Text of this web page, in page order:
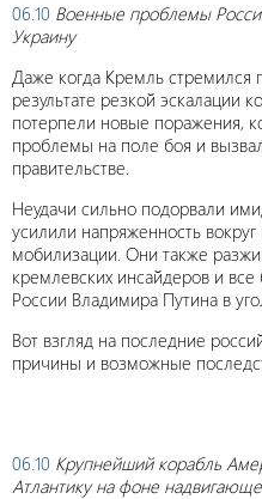
06.10 Военные проблемы
Украину
Даже когда Кремль стремился
результате резкой эскалации
потерпели новые поражения,
проблемы на поле боя и
правительстве.
Неудачи сильно подорвали
усилили напряженность
мобилизации. Они также
кремлевских инсайдеров и
России Владимира Путина в
Вот взгляд на последние
причины и возможные
06.10 Крупнейший корабль
Атлантику на фоне